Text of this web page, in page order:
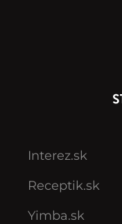
Interez.sk
Receptik.sk
Yimba.sk